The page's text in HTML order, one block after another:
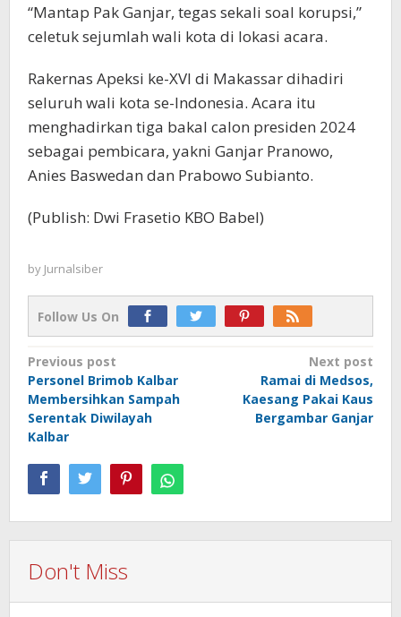
“Mantap Pak Ganjar, tegas sekali soal korupsi,”
celetuk sejumlah wali kota di lokasi acara.
Rakernas Apeksi ke-XVI di Makassar dihadiri
seluruh wali kota se-Indonesia. Acara itu
menghadirkan tiga bakal calon presiden 2024
sebagai pembicara, yakni Ganjar Pranowo,
Anies Baswedan dan Prabowo Subianto.
(Publish: Dwi Frasetio KBO Babel)
by Jurnalsiber
Follow Us On
Post
navigation
Previous post
Personel Brimob Kalbar
Membersihkan Sampah
Serentak Diwilayah
Kalbar
Next post
Ramai di Medsos,
Kaesang Pakai Kaus
Bergambar Ganjar
Don't Miss